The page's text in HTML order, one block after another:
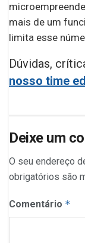
mais de um
limita esse
Dúvidas,
nosso time
Deixe um
O seu endereço
obrigatórios são
Comentário *